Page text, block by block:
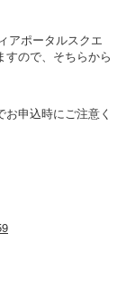
アポータルスクエ
すので、そちらから
申込時にご注意く